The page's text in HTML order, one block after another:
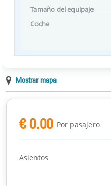
Tamaño del equipaje
Coche
Mostrar mapa
€ 0.00 Por pasajero
Asientos